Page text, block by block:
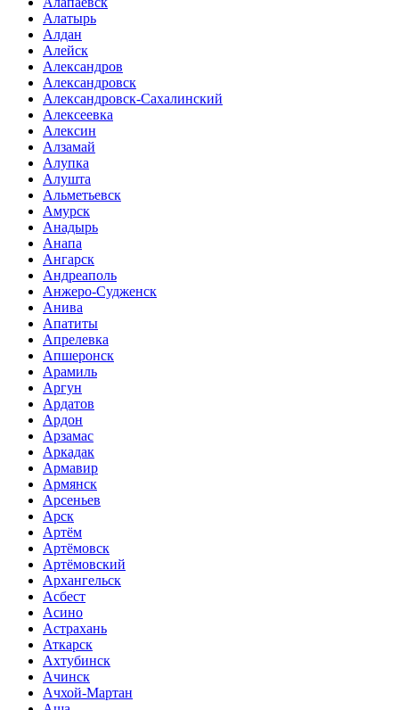
Алатырь
Алдан
Алейск
Александров
Александровск
Александровск-Сахалинский
Алексеевка
Алексин
Алзамай
Алупка
Алушта
Альметьевск
Амурск
Анадырь
Анапа
Ангарск
Андреаполь
Анжеро-Судженск
Анива
Апатиты
Апрелевка
Апшеронск
Арамиль
Аргун
Ардатов
Ардон
Арзамас
Аркадак
Армавир
Армянск
Арсеньев
Арск
Артём
Артёмовск
Артёмовский
Архангельск
Асбест
Асино
Астрахань
Аткарск
Ахтубинск
Ачинск
Ачхой-Мартан